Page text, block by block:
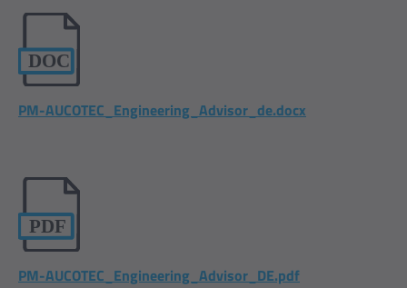
PM-AUCOTEC_Engineering_Advisor_de.docx
PM-AUCOTEC_Engineering_Advisor_DE.pdf